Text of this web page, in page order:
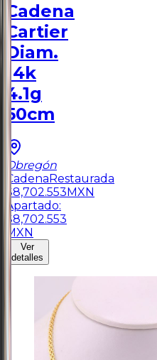
Cadena
Cartier
Diam.
14k
4.1g
50cm
Obregón
CadenaRestaurada
$8,702.553MXN
Apartado:
$8,702.553
MXN
Ver
detalles